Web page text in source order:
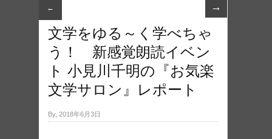
← →
文学をゆる～く学べちゃ
う！ 新感覚朗読イベン
ト 小見川千明の『お気楽
文学サロン』レポート
By, 2018年6月3日